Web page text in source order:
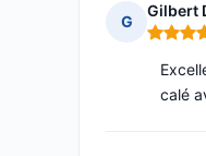
G
Gilbert
Note : 5
calé